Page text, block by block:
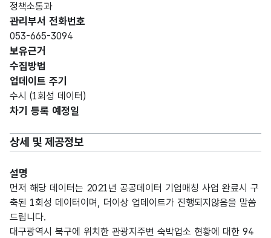
정책소통과
관리부서 전화번호
053-665-3094
보유근거
수집방법
업데이트 주기
수시 (1회성 데이터)
차기 등록 예정일
상세 및 제공정보
설명
먼저 해당 데이터는 2021년 공공데이터 기업매칭 사업 완료시 구
축된 1회성 데이터이며, 더이상 업데이트가 진행되지않음을 말씀
드립니다.
대구광역시 북구에 위치한 관광지주변 숙박업소 현황에 대한 94